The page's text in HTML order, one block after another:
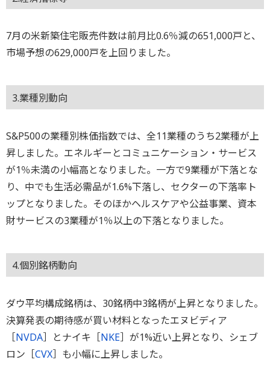
7月の米新築住宅販売件数は前月比0.6％減の651,000戸と、
市場予想の629,000戸を上回りました。
3.業種別動向
S&P500の業種別株価指数では、全11業種のうち2業種が上
昇しました。エネルギーとコミュニケーション・サービス
が1％未満の小幅高となりました。一方で9業種が下落とな
り、中でも生活必需品が1.6%下落し、セクターの下落率ト
ップとなりました。そのほかヘルスケアや公益事業、資本
財サービスの3業種が1％以上の下落となりました。
4.個別銘柄動向
ダウ平均構成銘柄は、30銘柄中3銘柄が上昇となりました。
決算発表の期待感が買い材料となったエヌビディア
［NVDA］とナイキ［NKE］が1%近い上昇となり、シェブ
ロン［CVX］も小幅に上昇しました。